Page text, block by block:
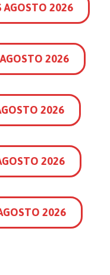
AGOSTO 2026
2026
2026
2026
2026